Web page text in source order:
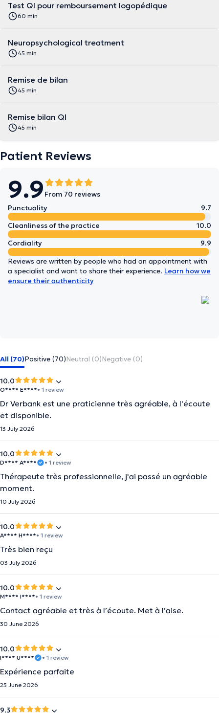
Test QI pour remboursement logopédique
60 min
Neuropsychological treatment
45 min
Remise de bilan
45 min
Remise bilan QI
45 min
Patient Reviews
9.9 From 70 reviews
Punctuality
9.7
Cleanliness of the practice
10.0
Cordiality
9.9
Reviews are written by people who had an appointment with
a specialist and want to share their experience. Learn how we
ensure their authenticity
All (70)Positive (70)Neutral (0)Negative (0)
10.0
O**** E****• 1 review
Dr Verbank est une praticienne très agréable, à l'écoute
et disponible.
13 July 2026
10.0
D**** A**** • 1 review
Thérapeute très professionnelle, j'ai passé un agréable
moment.
10 July 2026
10.0
A**** H****• 1 review
Très bien reçu
03 July 2026
10.0
M**** I****• 1 review
Contact agréable et très à l’écoute. Met à l’aise.
30 June 2026
10.0
I**** U**** • 1 review
Expérience parfaite
25 June 2026
9.3